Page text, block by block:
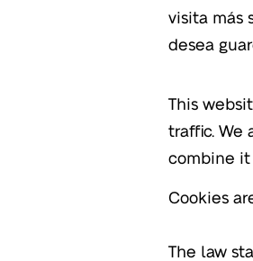
visita más
desea
This
traffic. We
combine it
Cookies
The law